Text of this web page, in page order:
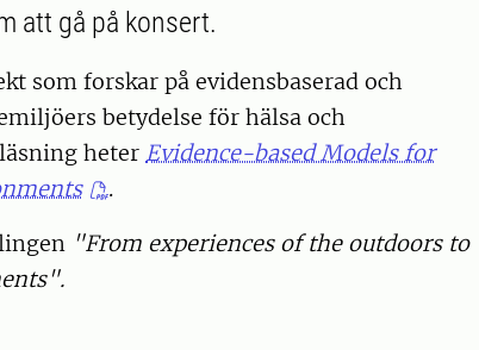
att gå på konsert.
som forskar på evidensbaserad och
betydelse för hälsa och
heter Evidence-based Models for
.
"From experiences of the outdoors to